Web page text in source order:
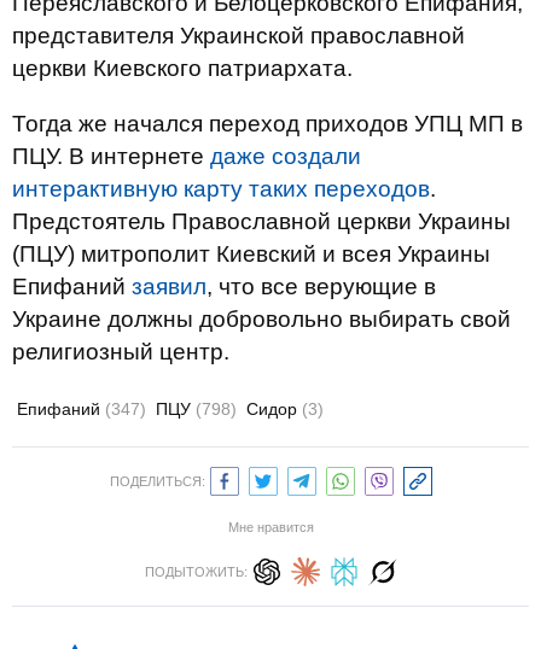
представителя Украинской православной
церкви Киевского патриархата.
Тогда же начался переход приходов УПЦ МП в
ПЦУ. В интернете даже создали
интерактивную карту таких переходов.
Предстоятель Православной церкви Украины
(ПЦУ) митрополит Киевский и всея Украины
Епифаний заявил, что все верующие в
Украине должны добровольно выбирать свой
религиозный центр.
Епифаний (347) ПЦУ (798) Сидор (3)
ПОДЕЛИТЬСЯ:
Мне нравится
ПОДЫТОЖИТЬ: